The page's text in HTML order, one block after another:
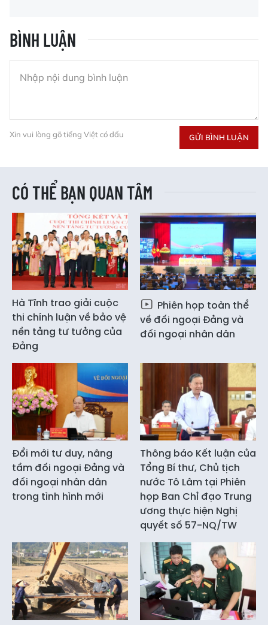
BÌNH LUẬN
Xin vui lòng gõ tiếng Việt có dấu GỬI BÌNH LUẬN
CÓ THỂ BẠN QUAN TÂM
Hà Tĩnh trao giải cuộc
thi chính luận về bảo vệ
nền tảng tư tưởng của
Đảng
Phiên họp toàn thể
về đối ngoại Đảng và
đối ngoại nhân dân
Đổi mới tư duy, nâng
tầm đối ngoại Đảng và
đối ngoại nhân dân
trong tình hình mới
Thông báo Kết luận của
Tổng Bí thư, Chủ tịch
nước Tô Lâm tại Phiên
họp Ban Chỉ đạo Trung
ương thực hiện Nghị
quyết số 57-NQ/TW